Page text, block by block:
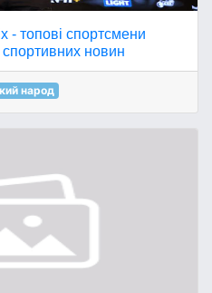
- топові спортсмени
новин
народ